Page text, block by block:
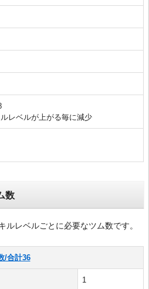
レベルが上がる毎に減少
数
ルレベルごとに必要なツム数です。
/合計36
1